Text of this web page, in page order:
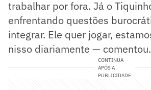
trabalhar por fora. Já o
enfrentando questões
integrar. Ele quer jogar,
nisso diariamente — comentou.
CONTINUA
APÓS A
PUBLICIDADE